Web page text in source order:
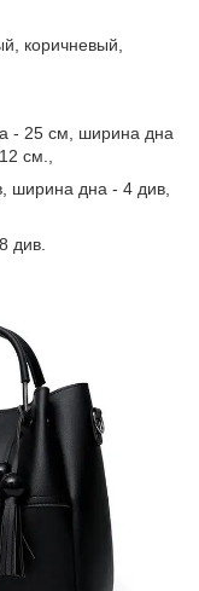
коричневый,
- 25 см, ширина дна
см.,
ширина дна - 4 див,
див.